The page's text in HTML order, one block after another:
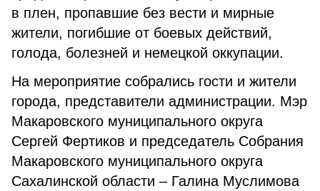
в плен, пропавшие без вести и мирные
жители, погибшие от боевых действий,
голода, болезней и немецкой оккупации.
На мероприятие собрались гости и жители
города, представители администрации. Мэр
Макаровского муниципального округа
Сергей Фертиков и председатель Собрания
Макаровского муниципального округа
Сахалинской области – Галина Муслимова